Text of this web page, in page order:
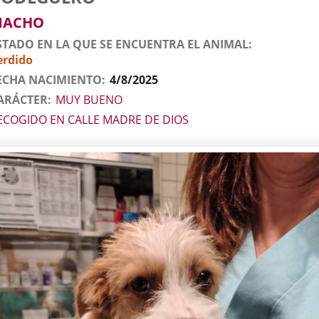
EN LA QUE SE ENCUENTRA EL ANIMAL
NACIMIENTO 4/8/2025
MUY BUENO
EN CALLE MADRE DE DIOS